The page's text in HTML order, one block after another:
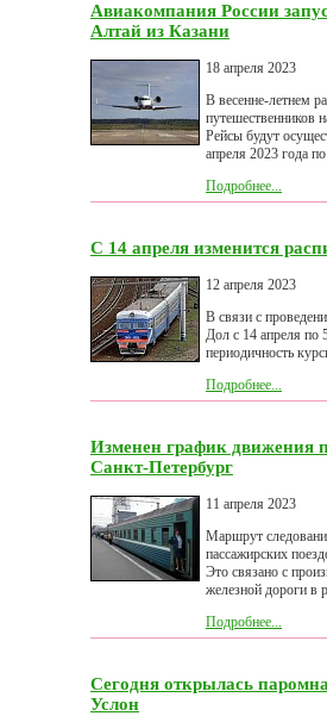
Авиакомпания России
Алтай из Казани
18 апреля 2023
В весенне-летнем
путешественников
Рейсы будут
апреля 2023 года
Подробнее...
С 14 апреля изменится
12 апреля 2023
В связи с
Дол с 14 апреля по
периодичность
Подробнее...
Изменен график движения
Санкт-Петербург
11 апреля 2023
Маршрут
пассажирских
Это связано с
железной дороги в
Подробнее...
Сегодня открылась
Услон